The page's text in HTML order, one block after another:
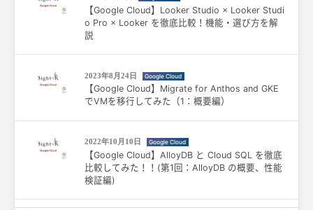
【Google Cloud】Looker Studio × Looker Studi
o Pro × Looker を徹底比較！機能・選び方を解
説
2023年8月24日 Google Cloud
【Google Cloud】Migrate for Anthos and GKE
でVMを移行してみた（1：概要編）
2022年10月10日 Google Cloud
【Google Cloud】AlloyDB と Cloud SQL を徹底
比較してみた！！(第1回：AlloyDB の概要、性能
検証編)